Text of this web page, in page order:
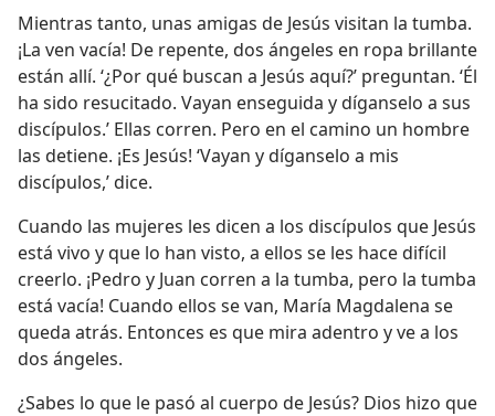
Mientras tanto, unas amigas de Jesús visitan la tumba.
¡La ven vacía! De repente, dos ángeles en ropa brillante
están allí. ‘¿Por qué buscan a Jesús aquí?’ preguntan. ‘Él
ha sido resucitado. Vayan enseguida y díganselo a sus
discípulos.’ Ellas corren. Pero en el camino un hombre
las detiene. ¡Es Jesús! ‘Vayan y díganselo a mis
discípulos,’ dice.
Cuando las mujeres les dicen a los discípulos que Jesús
está vivo y que lo han visto, a ellos se les hace difícil
creerlo. ¡Pedro y Juan corren a la tumba, pero la tumba
está vacía! Cuando ellos se van, María Magdalena se
queda atrás. Entonces es que mira adentro y ve a los
dos ángeles.
¿Sabes lo que le pasó al cuerpo de Jesús? Dios hizo que